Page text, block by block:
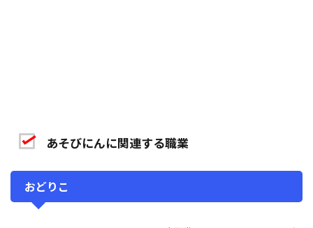
あそびにんに関連する職業
おどりこ